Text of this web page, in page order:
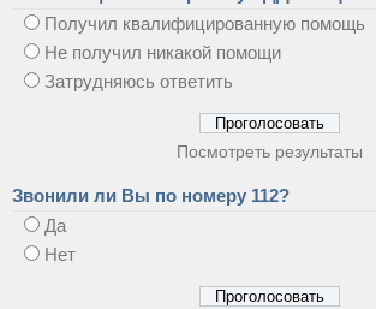
Получил квалифицированную помощь
Не получил никакой помощи
Затрудняюсь ответить
Посмотреть результаты
Звонили ли Вы по номеру 112?
Да
Нет